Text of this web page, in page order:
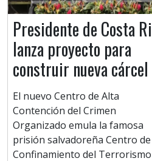
Presidente de Costa
lanza proyecto para
construir nueva cárcel
El nuevo Centro de Alta
Contención del Crimen
Organizado emula la famosa
prisión salvadoreña Centro de
Confinamiento del Terrorismo